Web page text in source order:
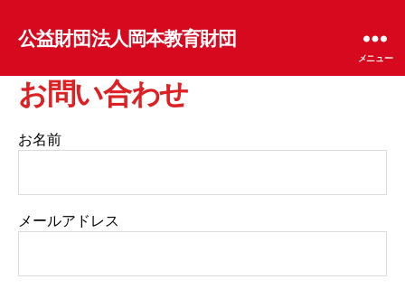
公益財団法人岡本教育財団
メニュー
お問い合わせ
お名前
メールアドレス